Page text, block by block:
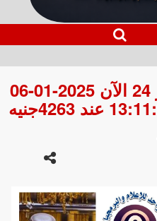
ثبات سعر الذهب عيار 24 الآن 2025-01-06